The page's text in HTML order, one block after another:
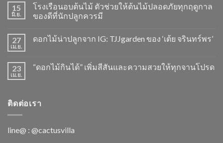
15
มิ.ย.
โรงเรือนอบต้นไม้ ตัวช่วยให้ต้นไม้ปลอดภัยทุกฤดูกาล
ของดีที่นักปลูกควรมี
27
เม.ย.
ดอกไม้น่าปลูกจาก IG: TJJgarden ของ ‘เต้ย จรินทร์พร’
23
เม.ย.
“ดอกไม้กินได้” เพิ่มสีสันและความสวยให้ทุกจานโปรด
ติดต่อเรา
line@ : @cactusvilla